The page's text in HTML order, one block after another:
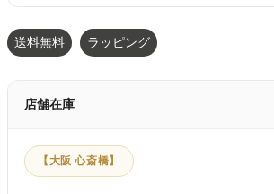
送料無料 ラッピング
店舗在庫
【大阪 心斎橋】